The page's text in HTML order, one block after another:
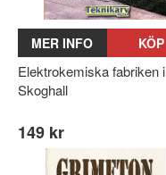
MER INFO KÖP
Elektrokemiska fabriken i
Skoghall
149 kr